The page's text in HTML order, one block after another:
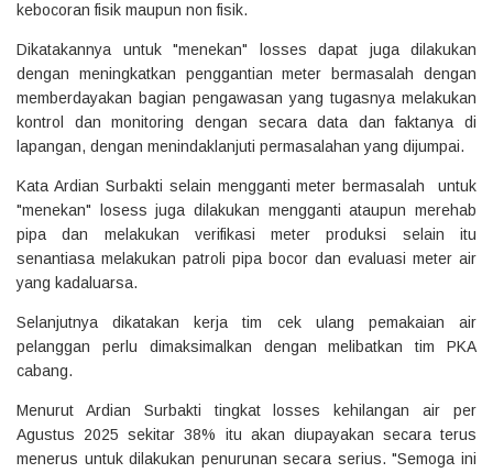
kebocoran fisik maupun non fisik.
Dikatakannya untuk "menekan" losses dapat juga dilakukan
dengan meningkatkan penggantian meter bermasalah dengan
memberdayakan bagian pengawasan yang tugasnya melakukan
kontrol dan monitoring dengan secara data dan faktanya di
lapangan, dengan menindaklanjuti permasalahan yang dijumpai.
Kata Ardian Surbakti selain mengganti meter bermasalah untuk
"menekan" losess juga dilakukan mengganti ataupun merehab
pipa dan melakukan verifikasi meter produksi selain itu
senantiasa melakukan patroli pipa bocor dan evaluasi meter air
yang kadaluarsa.
Selanjutnya dikatakan kerja tim cek ulang pemakaian air
pelanggan perlu dimaksimalkan dengan melibatkan tim PKA
cabang.
Menurut Ardian Surbakti tingkat losses kehilangan air per
Agustus 2025 sekitar 38% itu akan diupayakan secara terus
menerus untuk dilakukan penurunan secara serius. "Semoga ini